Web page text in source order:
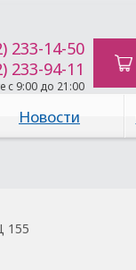
233-14-50
233-94-11
с 9:00 до 21:00
Новости
155